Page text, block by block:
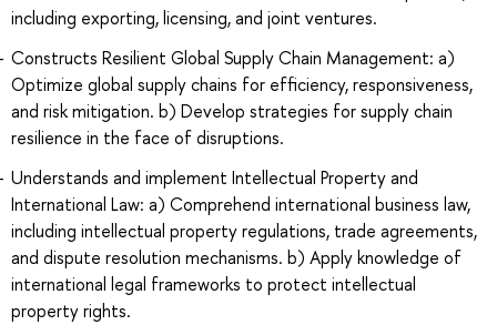
including exporting, licensing, and joint ventures.
Constructs Resilient Global Supply Chain Management: a)
Optimize global supply chains for efficiency, responsiveness,
and risk mitigation. b) Develop strategies for supply chain
resilience in the face of disruptions.
Understands and implement Intellectual Property and
International Law: a) Comprehend international business law,
including intellectual property regulations, trade agreements,
and dispute resolution mechanisms. b) Apply knowledge of
international legal frameworks to protect intellectual
property rights.